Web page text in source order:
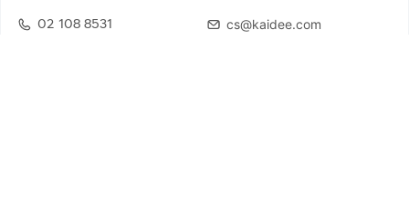
02 108 8531
cs@kaidee.com